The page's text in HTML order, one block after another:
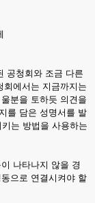
공청회와 조금 다른
에서는 지금까지는
분을 토하듯 의견을
를 담은 성명서를 발
는 방법을 사용하는
나타나지 않을 경
으로 연결시켜야 할